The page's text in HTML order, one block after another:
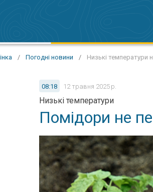
/ Погодні новини / Низькі температури
08:18 12 травня 2025 р.
Низькі температури
Помідори не